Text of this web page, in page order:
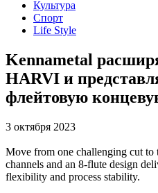
Культура
Спорт
Life Style
Kennametal
HARVI и
флейтовую
3 октября 2023
Move from one challenging cut
channels and an 8-flute design
flexibility and process stability.